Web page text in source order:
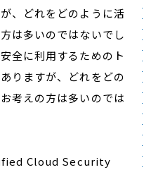
、どれをどのように活
は多いのではないでし
全に利用するためのト
りますが、どれをどの
考えの方は多いのでは
Cloud Security